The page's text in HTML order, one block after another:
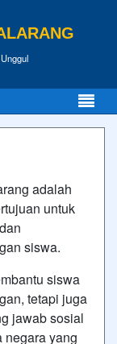
adalah
untuk
siswa.
siswa
tetapi juga
jawab sosial
negara yang